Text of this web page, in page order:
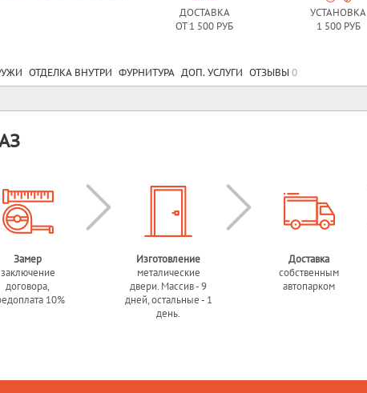
ДОСТАВКА
ОТ 1 500 РУБ
УСТАНОВКА
1 500 РУБ
ОТДЕЛКА ВНУТРИ ФУРНИТУРА ДОП. УСЛУГИ ОТЗЫВЫ 0
Замер
заключение
договора,
10%
Изготовление
металические
двери. Массив - 9
дней, остальные - 1
день.
Доставка
собственным
автопарком